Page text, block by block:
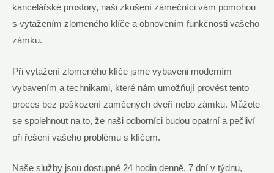
⁤kancelářské prostory, naši zkušení zámečníci vám pomohou⁢
s vytažením⁤ zlomeného klíče a⁣ obnovením funkčnosti vašeho
zámku.
Při vytažení zlomeného klíče⁢ jsme vybaveni moderním ​
vybavením a technikami,⁤ které nám umožňují provést tento
proces ⁢bez poškození zamčených dveří nebo ​zámku.​ Můžete
se spolehnout na to, ⁣že naši odborníci budou opatrní ​a pečliví
při řešení⁢ vašeho‍ problému s​ klíčem.
Naše služby jsou dostupné 24 hodin ‍denně, 7 dní v týdnu,